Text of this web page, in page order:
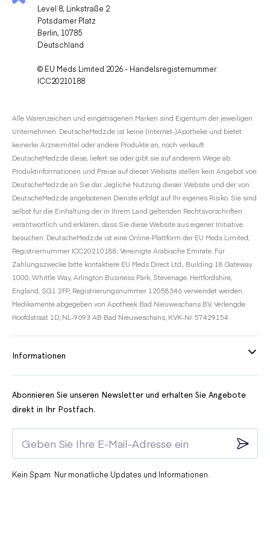
Level 8, Linkstraße 2
Potsdamer Platz
Berlin, 10785
Deutschland
© EU Meds Limited 2026 - Handelsregisternummer:
ICC20210188
Alle Warenzeichen und eingetragenen Marken sind Eigentum der jeweiligen
Unternehmen. DeutscheMedz.de ist keine (Internet-)Apotheke und bietet
keinerlei Arzneimittel oder andere Produkte an, noch verkauft
DeutscheMedz.de diese, liefert sie oder gibt sie auf anderem Wege ab.
Produktinformationen und Preise auf dieser Website stellen kein Angebot von
DeutscheMedz.de an Sie dar. Jegliche Nutzung dieser Website und der von
DeutscheMedz.de angebotenen Dienste erfolgt auf Ihr eigenes Risiko. Sie sind
selbst für die Einhaltung der in Ihrem Land geltenden Rechtsvorschriften
verantwortlich und erklären, dass Sie diese Website aus eigener Initiative
besuchen. DeutscheMedz.de ist eine Online-Plattform der EU Meds Limited,
Registriernummer ICC20210188, Vereinigte Arabische Emirate. Für
Zahlungszwecke bitte kontaktiere EU Meds Direct Ltd., Building 18 Gateway
1000, Whittle Way, Arlington Business Park, Stevenage, Hertfordshire,
England, SG1 2FP, Registrierungsnummer 12058346 verwendet werden.
Medikamente abgegeben von Apotheek Bad Nieuweschans BV, Verlengde
Hoofdstraat 1D, NL-9693 AB Bad Nieuweschans, KVK-Nr. 57429154.
Informationen
Abonnieren Sie unseren Newsletter und erhalten Sie Angebote
direkt in Ihr Postfach.
Kein Spam. Nur monatliche Updates und Informationen.